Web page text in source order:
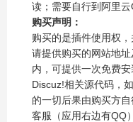
读；需要自行到阿里
购买声明：
购买的是插件使用权
请提供购买的网站地
内，可提供一次免费
Discuz!相关源代码，
的一切后果由购买方自
客服（应用右边有QQ